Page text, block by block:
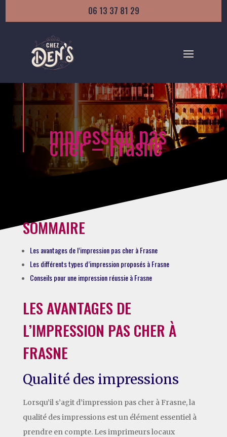
06 13 37 81 29
mpression pas
cher – Frasne
SOMMAIRE
Les avantages de l’impression pas cher à Frasne
Les différents types d’impression proposés à Frasne
Conseils pour une impression réussie à Frasne
LES AVANTAGES DE
L’IMPRESSION PAS CHER À
FRASNE
Qualité des impressions
Lorsqu’il s’agit d’impression pas cher à Frasne, la
qualité des impressions est un élément essentiel à
prendre en compte. Les imprimeurs locaux